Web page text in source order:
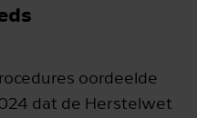
oordeelde
dat de Herstelwet